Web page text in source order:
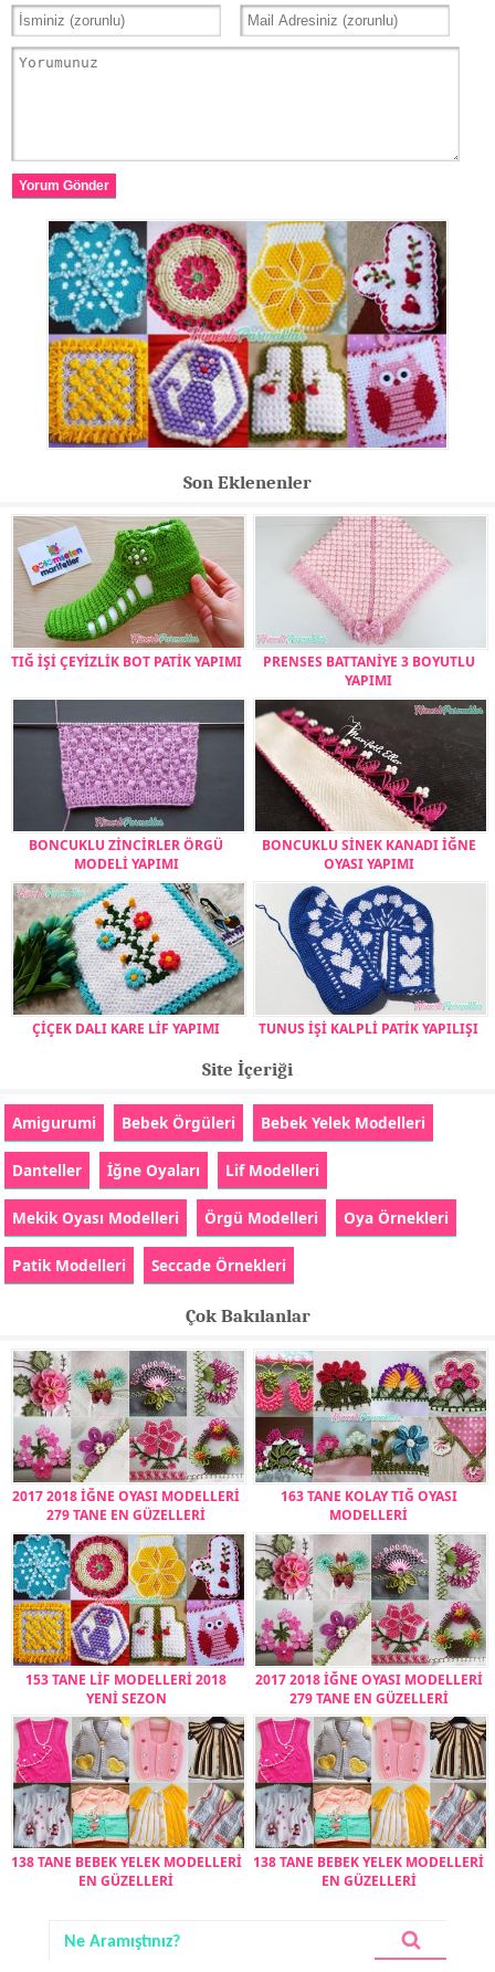
Yorum Gönder
Son Eklenenler
TIĞ İŞİ ÇEYİZLİK BOT PATİK YAPIMI
PRENSES BATTANİYE 3 BOYUTLU
YAPIMI
BONCUKLU ZİNCİRLER ÖRGÜ
MODELİ YAPIMI
BONCUKLU SİNEK KANADI İĞNE
OYASI YAPIMI
ÇİÇEK DALI KARE LİF YAPIMI TUNUS İŞİ KALPLİ PATİK YAPILIŞI
Site İçeriği
Amigurumi Bebek Örgüleri Bebek Yelek Modelleri
Danteller İğne Oyaları Lif Modelleri
Mekik Oyası Modelleri Örgü Modelleri Oya Örnekleri
Patik Modelleri Seccade Örnekleri
Çok Bakılanlar
2017 2018 İĞNE OYASI MODELLERİ
279 TANE EN GÜZELLERİ
163 TANE KOLAY TIĞ OYASI
MODELLERİ
153 TANE LİF MODELLERİ 2018
YENİ SEZON
2017 2018 İĞNE OYASI MODELLERİ
279 TANE EN GÜZELLERİ
138 TANE BEBEK YELEK MODELLERİ
EN GÜZELLERİ
138 TANE BEBEK YELEK MODELLERİ
EN GÜZELLERİ